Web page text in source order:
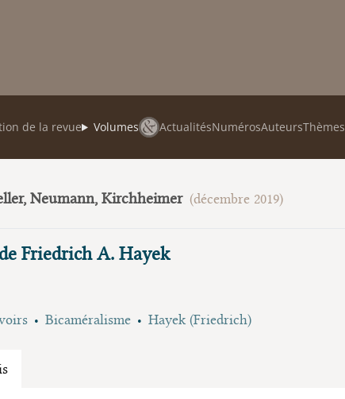
de la revue Volumes ActualitésNumérosAuteursThèmes
Neumann, Kirchheimer (décembre 2019)
Friedrich A. Hayek
Bicaméralisme Hayek (Friedrich)